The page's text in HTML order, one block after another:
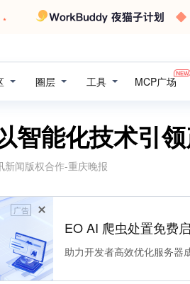
圈层 工具 MCP广场
智能化技术引
新闻版权合作-重庆晚报
广告
EO AI 爬虫处置免费
助力开发者高效优化服务器